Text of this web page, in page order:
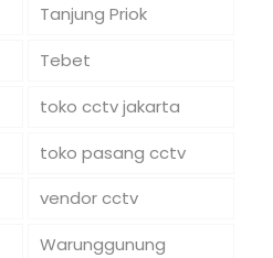
Tanjung Priok
Tebet
toko cctv jakarta
toko pasang cctv
vendor cctv
Warunggunung